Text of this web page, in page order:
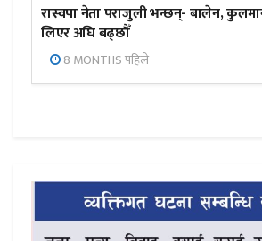
रास्वपा नेता पराजुली भन्छन्- बालेन,
लिएर अघि बढ्छौँ
8 MONTHS पहिले